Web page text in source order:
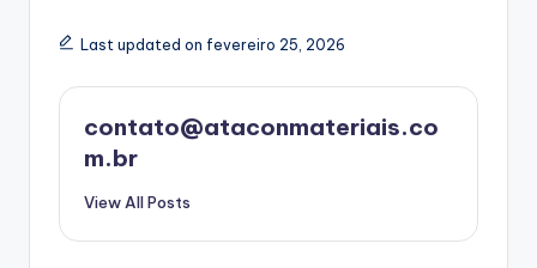
Last updated on fevereiro 25, 2026
contato@ataconmateriais.co
m.br
View All Posts